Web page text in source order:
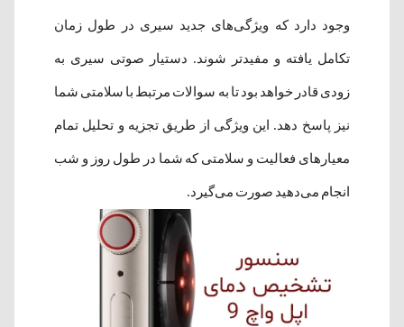
وجود دارد که ویژگی‌های جدید سیری در طول زمان
تکامل یافته و مفیدتر شوند. دستیار صوتی سیری به
زودی قادر خواهد بود تا به سوالات مرتبط با سلامتی شما
نیز پاسخ دهد. این ویژگی از طریق تجزیه و تحلیل تمام
معیارهای فعالیت و سلامتی که شما در طول روز و شب
انجام می‌دهید صورت می‌گیرد.